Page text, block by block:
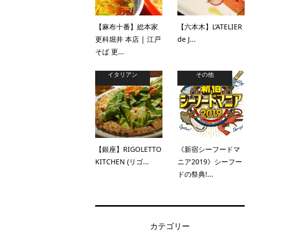
【麻布十番】総本家
更科堀井 本店 | 江戸
そば 更...
【六本木】L’ATELIER
de J...
イタリアン
【銀座】RIGOLETTO
KITCHEN (リゴ...
その他
《新宿シーフードマ
ニア2019》シーフー
ドの祭典!...
カテゴリー